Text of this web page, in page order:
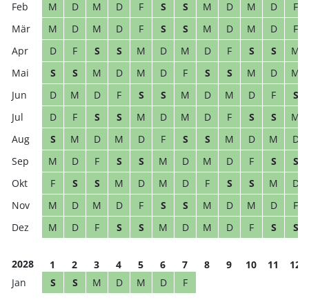
M D M D F S S M D M D
F
M
D M D F S S M D M D
F
D
F S S M D M D F S S
M
S
S M D M D F S S M D
M
D
M D F S S M D M D F
S
D
F S S M D M D F S S
M
S
M D M D F S S M D M
D
M
D F S S M D M D F S
S
F
S S M D M D F S S M
D
M
D M D F S S M D M D
F
M
D F S S M D M D F S S
2028 1 2 3 4 5 6 7 8 9 10 11
12
S
S M D M D F